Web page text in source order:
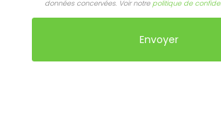
données concervées. Voir notre politique de